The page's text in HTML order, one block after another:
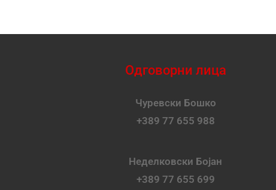
Одговорни лица
Чуревски Бошко
+389 77 655 988
Неделковски Бојан
+389 77 655 699